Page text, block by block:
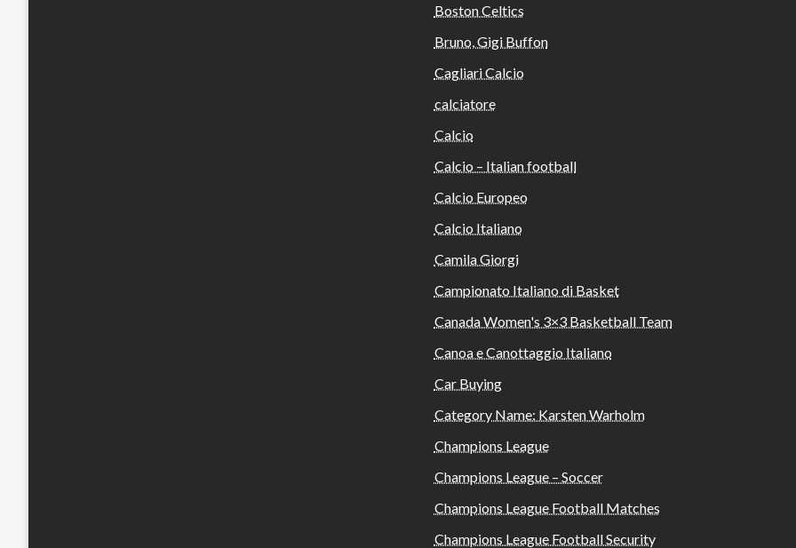
Boston Celtics
Bruno, Gigi Buffon
Cagliari Calcio
calciatore
Calcio
Calcio – Italian football
Calcio Europeo
Calcio Italiano
Camila Giorgi
Campionato Italiano di Basket
Canada Women's 3×3 Basketball Team
Canoa e Canottaggio Italiano
Car Buying
Category Name: Karsten Warholm
Champions League
Champions League – Soccer
Champions League Football Matches
Champions League Football Security